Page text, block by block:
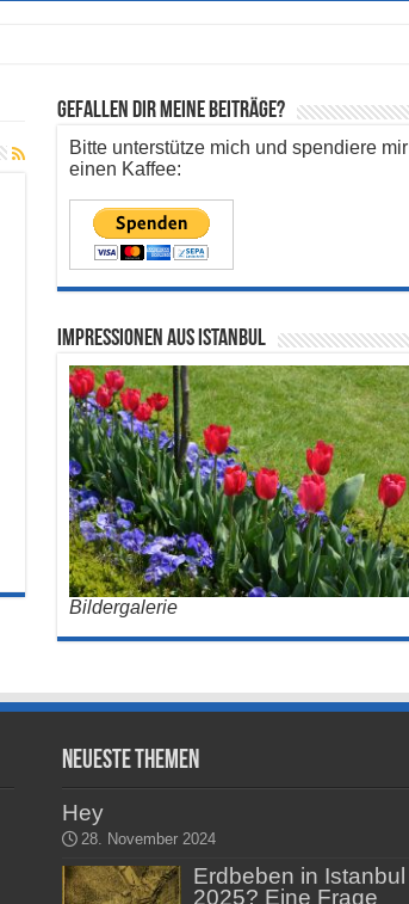
Gefallen dir meine Beiträge?
Bitte unterstütze mich und spendiere mir
einen Kaffee:
Impressionen aus Istanbul
Bildergalerie
Neueste Themen
Hey
28. November 2024
Erdbeben in Istanbul
2025? Eine Frage